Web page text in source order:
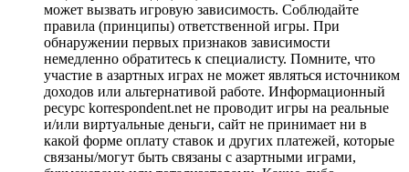
может вызвать игровую зависимость. Соблюдайте
правила (принципы) ответственной игры. При
обнаружении первых признаков зависимости
немедленно обратитесь к специалисту. Помните, что
участие в азартных играх не может являться источником
доходов или альтернативой работе. Информационный
ресурс korrespondent.net не проводит игры на реальные
и/или виртуальные деньги, сайт не принимает ни в
какой форме оплату ставок и других платежей, которые
связаны/могут быть связаны с азартными играми,